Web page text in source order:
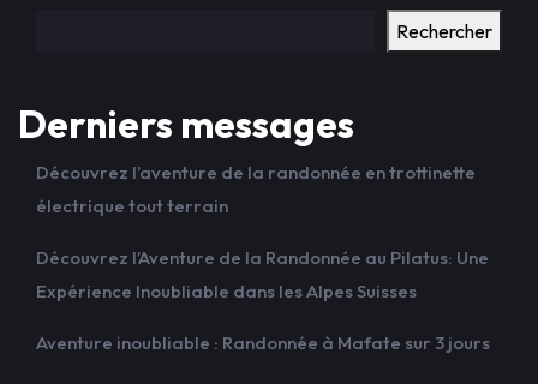
Rechercher
Derniers messages
Découvrez l’aventure de la randonnée en trottinette
électrique tout terrain
Découvrez l’Aventure de la Randonnée au Pilatus: Une
Expérience Inoubliable dans les Alpes Suisses
Aventure inoubliable : Randonnée à Mafate sur 3 jours